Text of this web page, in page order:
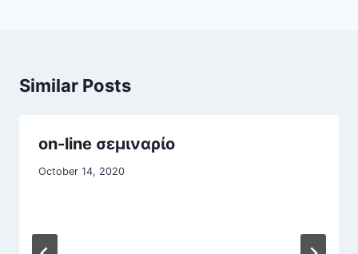
Similar Posts
on-line σεμιναρίο
October 14, 2020